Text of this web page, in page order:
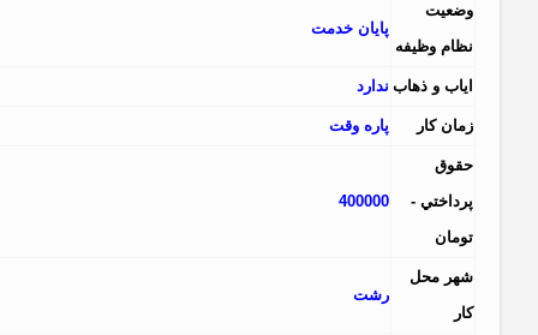
وضعيت
نظام وظيفه
پایان خدمت
اياب و ذهاب ندارد
زمان کار پاره وقت
حقوق
پرداختي -
تومان
400000
شهر محل
کار
رشت